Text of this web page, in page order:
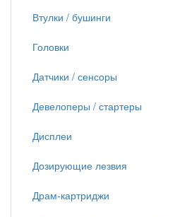
Втулки / бушинги
Головки
Датчики / сенсоры
Девелоперы / стартеры
Дисплеи
Дозирующие лезвия
Драм-картриджи